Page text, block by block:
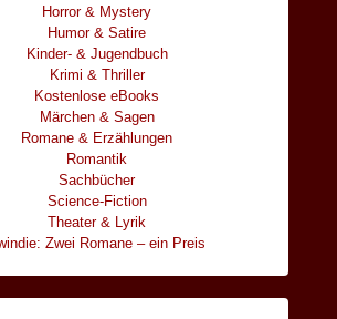
Horror & Mystery
Humor & Satire
Kinder- & Jugendbuch
Krimi & Thriller
Kostenlose eBooks
Märchen & Sagen
Romane & Erzählungen
Romantik
Sachbücher
Science-Fiction
Theater & Lyrik
Zwei Romane – ein Preis